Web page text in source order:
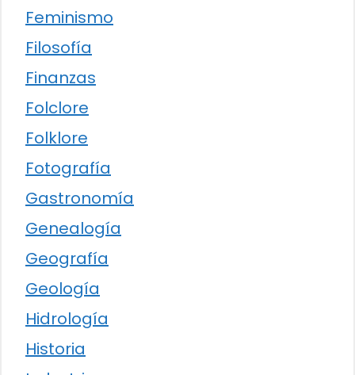
Feminismo
Filosofía
Finanzas
Folclore
Folklore
Fotografía
Gastronomía
Genealogía
Geografía
Geología
Hidrología
Historia